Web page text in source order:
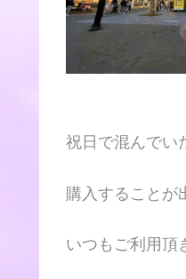
祝日で混んでい
購入することが
いつもご利用頂